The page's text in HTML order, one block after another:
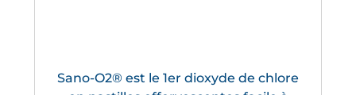
Sano-O2® est le 1er dioxyde de chlore